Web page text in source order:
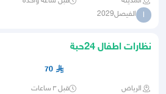
ا الفيصل2029
نظارات اطفال 24حبة
70
الرياض قبل ٣ ساعات